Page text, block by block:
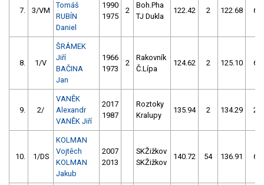
7. 3/VM
Tomáš
RUBÍN
Daniel
1990
1975
2
Boh.Pha
TJ Dukla
122.42 2 122.68 6
8. 1/V
ŠRÁMEK
Jiří
BAČINA
Jan
1966
1973
2
Rakovník
Č.Lípa
124.62 2 125.10 6
9. 2/
VANĚK
Alexandr
VANĚK Jiří
2017
1987
Roztoky
Kralupy
135.94 2 134.29 2
10. 1/DS
KOLMAN
Vojtěch
KOLMAN
Jakub
2007
2013
SKŽižkov
SKŽižkov
140.72 54 136.91 6